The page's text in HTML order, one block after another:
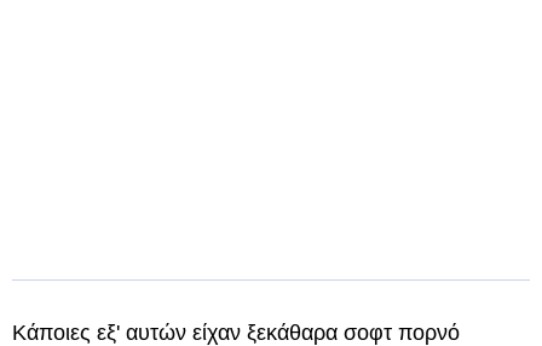
Κάποιες εξ' αυτών είχαν ξεκάθαρα σοφτ πορνό